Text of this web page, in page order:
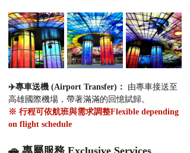
✈️專車送機 (Airport Transfer)： 由專車接送至
高雄國際機場，帶著滿滿的回憶賦歸。
※ 行程可依航班與需求調整Flexible depending
on flight schedule
🚗 專屬服務 Exclusive Services